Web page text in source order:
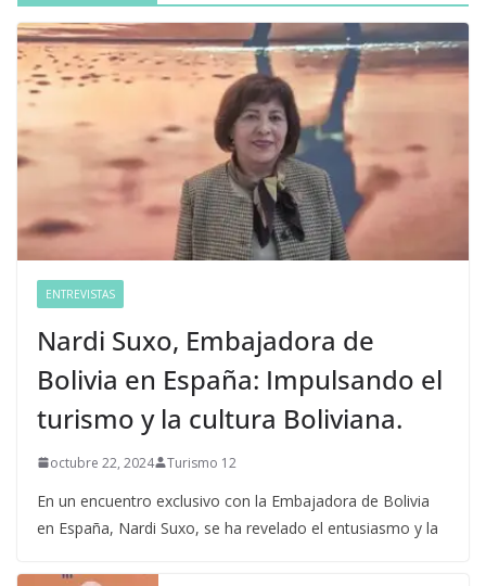
ENTREVISTAS
Nardi Suxo, Embajadora de
Bolivia en España: Impulsando el
turismo y la cultura Boliviana.
octubre 22, 2024 Turismo 12
En un encuentro exclusivo con la Embajadora de Bolivia
en España, Nardi Suxo, se ha revelado el entusiasmo y la